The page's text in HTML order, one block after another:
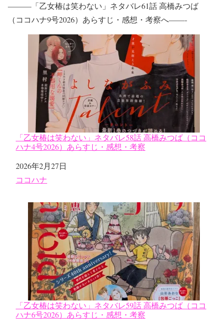
———「乙女椿は笑わない」ネタバレ61話 高橋みつば
（ココハナ9号2026）あらすじ・感想・考察へ——-
「乙女椿は笑わない」ネタバレ58話 高橋みつば（ココ
ハナ4号2026）あらすじ・感想・考察
日付
2026年2月27日
関連理由
ココハナ
「乙女椿は笑わない」ネタバレ59話 高橋みつば（ココ
ハナ6号2026）あらすじ・感想・考察